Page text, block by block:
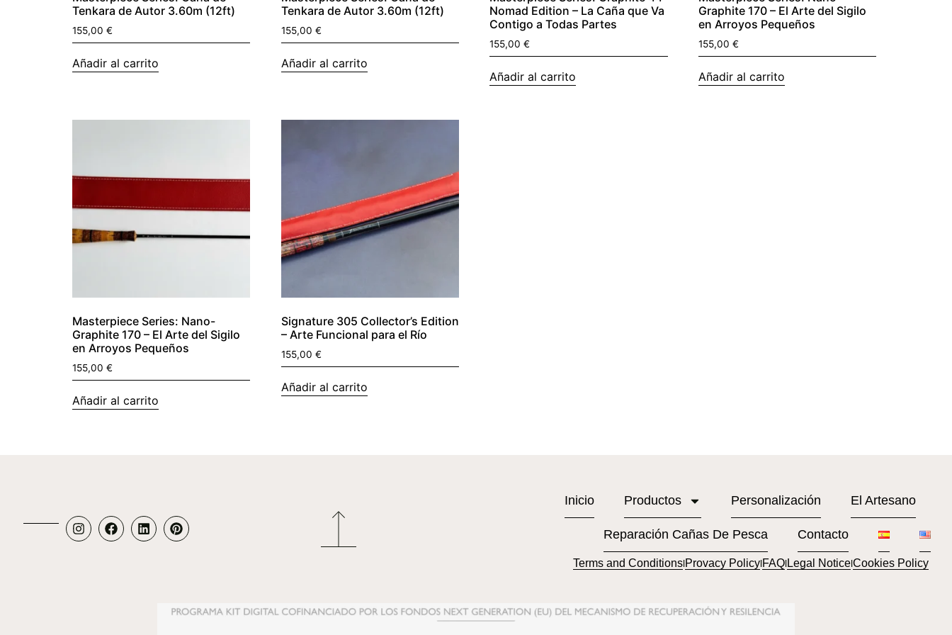
Tenkara de Autor 3.60m (12ft)
155,00 €
Añadir al carrito
Tenkara de Autor 3.60m (12ft)
155,00 €
Añadir al carrito
Nomad Edition – La Caña que Va
Contigo a Todas Partes
155,00€
Añadir al carrito
Graphite 170 – El Arte del Sigilo
en Arroyos Pequeños
155,00€
Añadir al carrito
Masterpiece Series: Nano-
Graphite 170 – El Arte del Sigilo
en Arroyos Pequeños
155,00 €
Añadir al carrito
Signature 305 Collector’s Edition
– Arte Funcional para el Río
155,00 €
Añadir al carrito
Inicio Productos Personalización El Artesano
Reparación Cañas De Pesca Contacto
Terms and ConditionslProvacy PolicylFAQlLegal NoticelCookies Policy